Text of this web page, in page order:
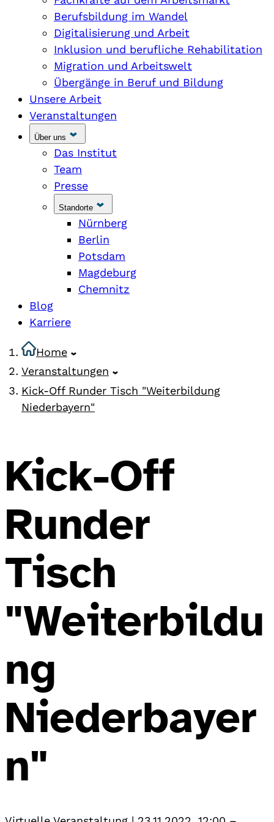
Berufsbildung im Wandel
Digitalisierung und Arbeit
Inklusion und berufliche Rehabilitation
Migration und Arbeitswelt
Übergänge in Beruf und Bildung
Unsere Arbeit
Veranstaltungen
Über uns
Das Institut
Team
Presse
Standorte
Nürnberg
Berlin
Potsdam
Magdeburg
Chemnitz
Blog
Karriere
Home
Veranstaltungen
Kick-Off Runder Tisch "Weiterbildung
Niederbayern"
Kick-Off
Runder
Tisch
"Weiterbildu
ng
Niederbayer
n"